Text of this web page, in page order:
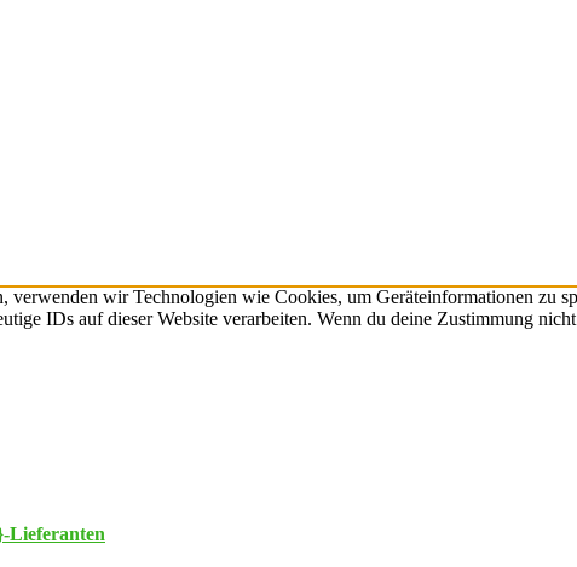
verwenden wir Technologien wie Cookies, um Geräteinformationen zu
IDs auf dieser Website verarbeiten. Wenn du deine Zustimmung
Lieferanten